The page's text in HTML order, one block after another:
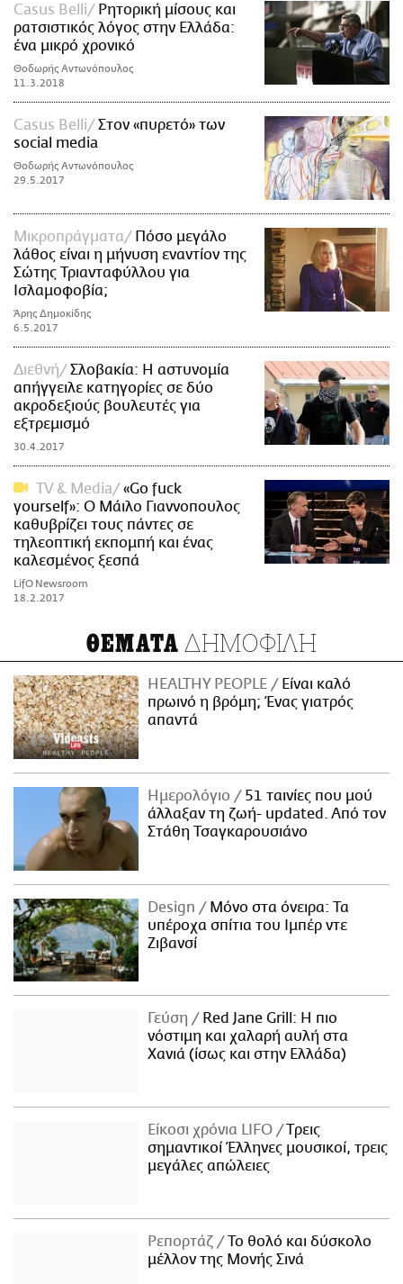
Casus Belli
Ρητορική μίσους και
ρατσιστικός λόγος στην Ελλάδα:
ένα μικρό χρονικό
Θοδωρής Αντωνόπουλος
11.3.2018
Casus Belli
Στον «πυρετό» των
social media
Θοδωρής Αντωνόπουλος
29.5.2017
Mικροπράγματα
Πόσο μεγάλο
λάθος είναι η μήνυση εναντίον της
Σώτης Τριανταφύλλου για
Ισλαμοφοβία;
Άρης Δημοκίδης
6.5.2017
Διεθνή
Σλοβακία: Η αστυνομία
απήγγειλε κατηγορίες σε δύο
ακροδεξιούς βουλευτές για
εξτρεμισμό
30.4.2017
TV & Media
«Go fuck
yourself»: Ο Μάιλο Γιαννοπουλος
καθυβρίζει τους πάντες σε
τηλεοπτική εκπομπή και ένας
καλεσμένος ξεσπά
LifO Newsroom
18.2.2017
ΘΕΜΑΤΑ ΔΗΜΟΦΙΛΗ
HEALTHY PEOPLE
Είναι καλό
πρωινό η βρόμη; Ένας γιατρός
απαντά
Ημερολόγιο
51 ταινίες που μού
άλλαξαν τη ζωή- updated. Aπό τον
Στάθη Τσαγκαρουσιάνο
Design
Μόνο στα όνειρα: Τα
υπέροχα σπίτια του Ιμπέρ ντε
Ζιβανσί
Γεύση
Red Jane Grill: Η πιο
νόστιμη και χαλαρή αυλή στα
Χανιά (ίσως και στην Ελλάδα)
Είκοσι χρόνια LIFO
Tρεις
σημαντικοί Έλληνες μουσικοί, τρεις
μεγάλες απώλειες
Ρεπορτάζ
Το θολό και δύσκολο
μέλλον της Μονής Σινά